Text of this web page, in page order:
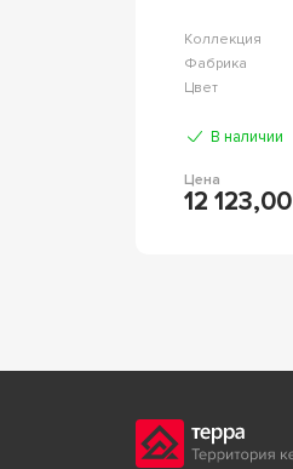
Коллекция
Фабрика
Цвет
В наличии
Цена
12 123,00